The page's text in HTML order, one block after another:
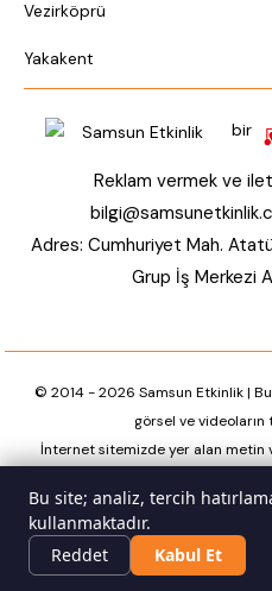
Vezirköprü
Yakakent
bir
Reklam vermek ve
Adres: Cumhuriyet Mah.
Grup İş Merkezi
© 2014 - 2026 Samsun Etkinlik |
görsel ve videoların
İnternet sitemizde yer alan metin
Anasayfa Etkinlikler
Bu site; analiz, tercih
kullanmaktadır.
Reddet
Kabul Et